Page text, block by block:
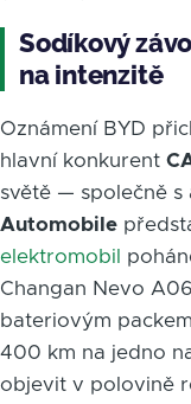
Sodíkový
na intenzitě
Oznámení BYD
hlavní konkurent
světě — společně s
Automobile
elektromobil
Changan Nevo
bateriovým
400 km na jedno
objevit v polovině